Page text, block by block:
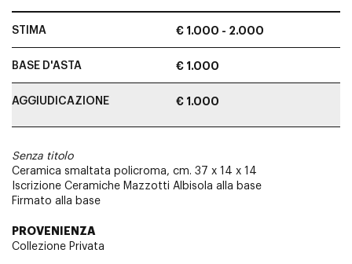
STIMA € 1.000 - 2.000
BASE D'ASTA € 1.000
AGGIUDICAZIONE € 1.000
Senza titolo
Ceramica smaltata policroma, cm. 37 x 14 x 14
Iscrizione Ceramiche Mazzotti Albisola alla base
Firmato alla base
PROVENIENZA
Collezione Privata